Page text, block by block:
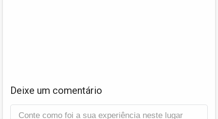
Deixe um comentário